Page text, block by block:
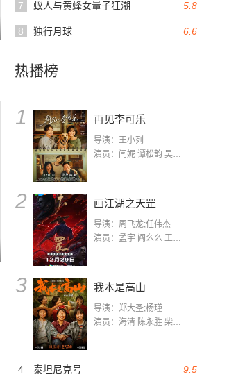
5.8
7 蚁人与黄蜂女量子狂潮
6.6
8 独行月球
热播榜
1 再见李可乐
导演：王小列
演员：闫妮 谭松韵 吴京 蒋龙 赵小棠 冯雷 李虎城 平安 小七 小可乐
2 画江湖之天罡
导演：周飞龙;任伟杰
演员：孟宇 阎么么 王凯 郭政建 阎萌萌 杨默 高枫 齐斯伽 刘芊含 马程
3 我本是高山
导演：郑大圣;杨瑾
演员：海清 陈永胜 柴烨 王玥婷 万国鹏 美朵达瓦 赵瑞婷 罗解艳 郭莉娜 潘家艳
9.5
4 泰坦尼克号